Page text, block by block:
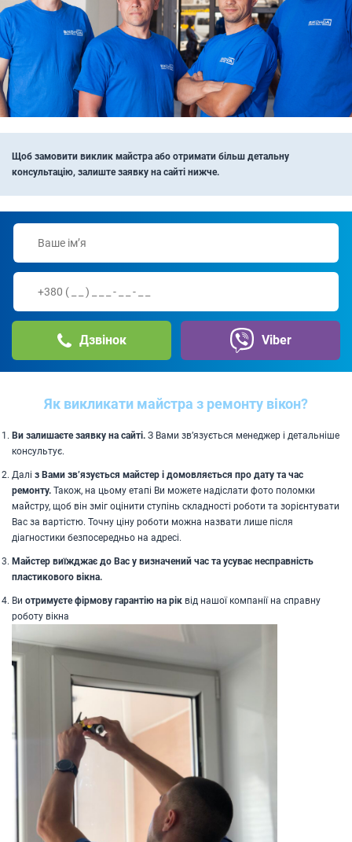
Щоб замовити виклик майстра або отримати більш детальну
консультацію, залиште заявку на сайті нижче.
Дзвінок Viber
Як викликати майстра з ремонту вікон?
Ви залишаєте заявку на сайті. З Вами зв’язується менеджер і детальніше
консультує.
Далі з Вами зв’язується майстер і домовляється про дату та час
ремонту. Також, на цьому етапі Ви можете надіслати фото поломки
майстру, щоб він зміг оцінити ступінь складності роботи та зорієнтувати
Вас за вартістю. Точну ціну роботи можна назвати лише після
діагностики безпосередньо на адресі.
Майстер виїжджає до Вас у визначений час та усуває несправність
пластикового вікна.
Ви отримуєте фірмову гарантію на рік від нашої компанії на справну
роботу вікна